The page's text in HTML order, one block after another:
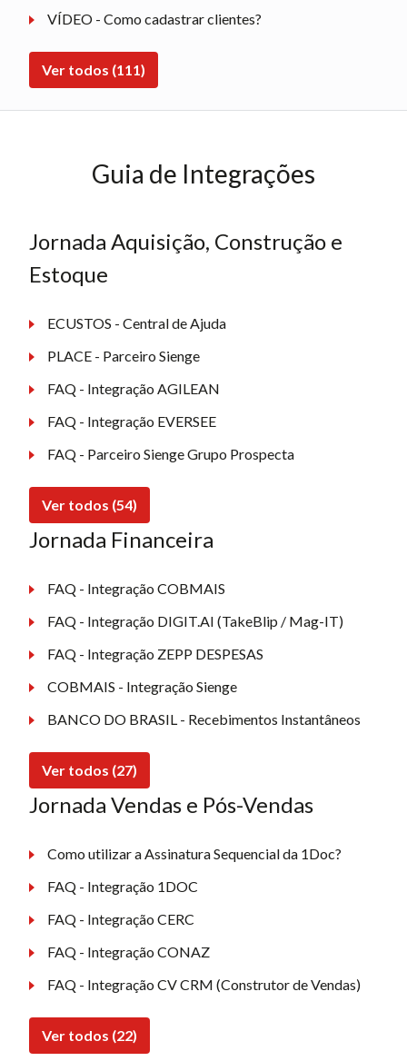
VÍDEO - Como cadastrar clientes?
Ver todos (111)
Guia de Integrações
Jornada Aquisição, Construção e
Estoque
ECUSTOS - Central de Ajuda
PLACE - Parceiro Sienge
FAQ - Integração AGILEAN
FAQ - Integração EVERSEE
FAQ - Parceiro Sienge Grupo Prospecta
Ver todos (54)
Jornada Financeira
FAQ - Integração COBMAIS
FAQ - Integração DIGIT.AI (TakeBlip / Mag-IT)
FAQ - Integração ZEPP DESPESAS
COBMAIS - Integração Sienge
BANCO DO BRASIL - Recebimentos Instantâneos
Ver todos (27)
Jornada Vendas e Pós-Vendas
Como utilizar a Assinatura Sequencial da 1Doc?
FAQ - Integração 1DOC
FAQ - Integração CERC
FAQ - Integração CONAZ
FAQ - Integração CV CRM (Construtor de Vendas)
Ver todos (22)